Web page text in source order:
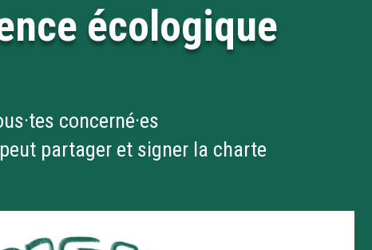
écologique
concerné·es
partager et signer la charte